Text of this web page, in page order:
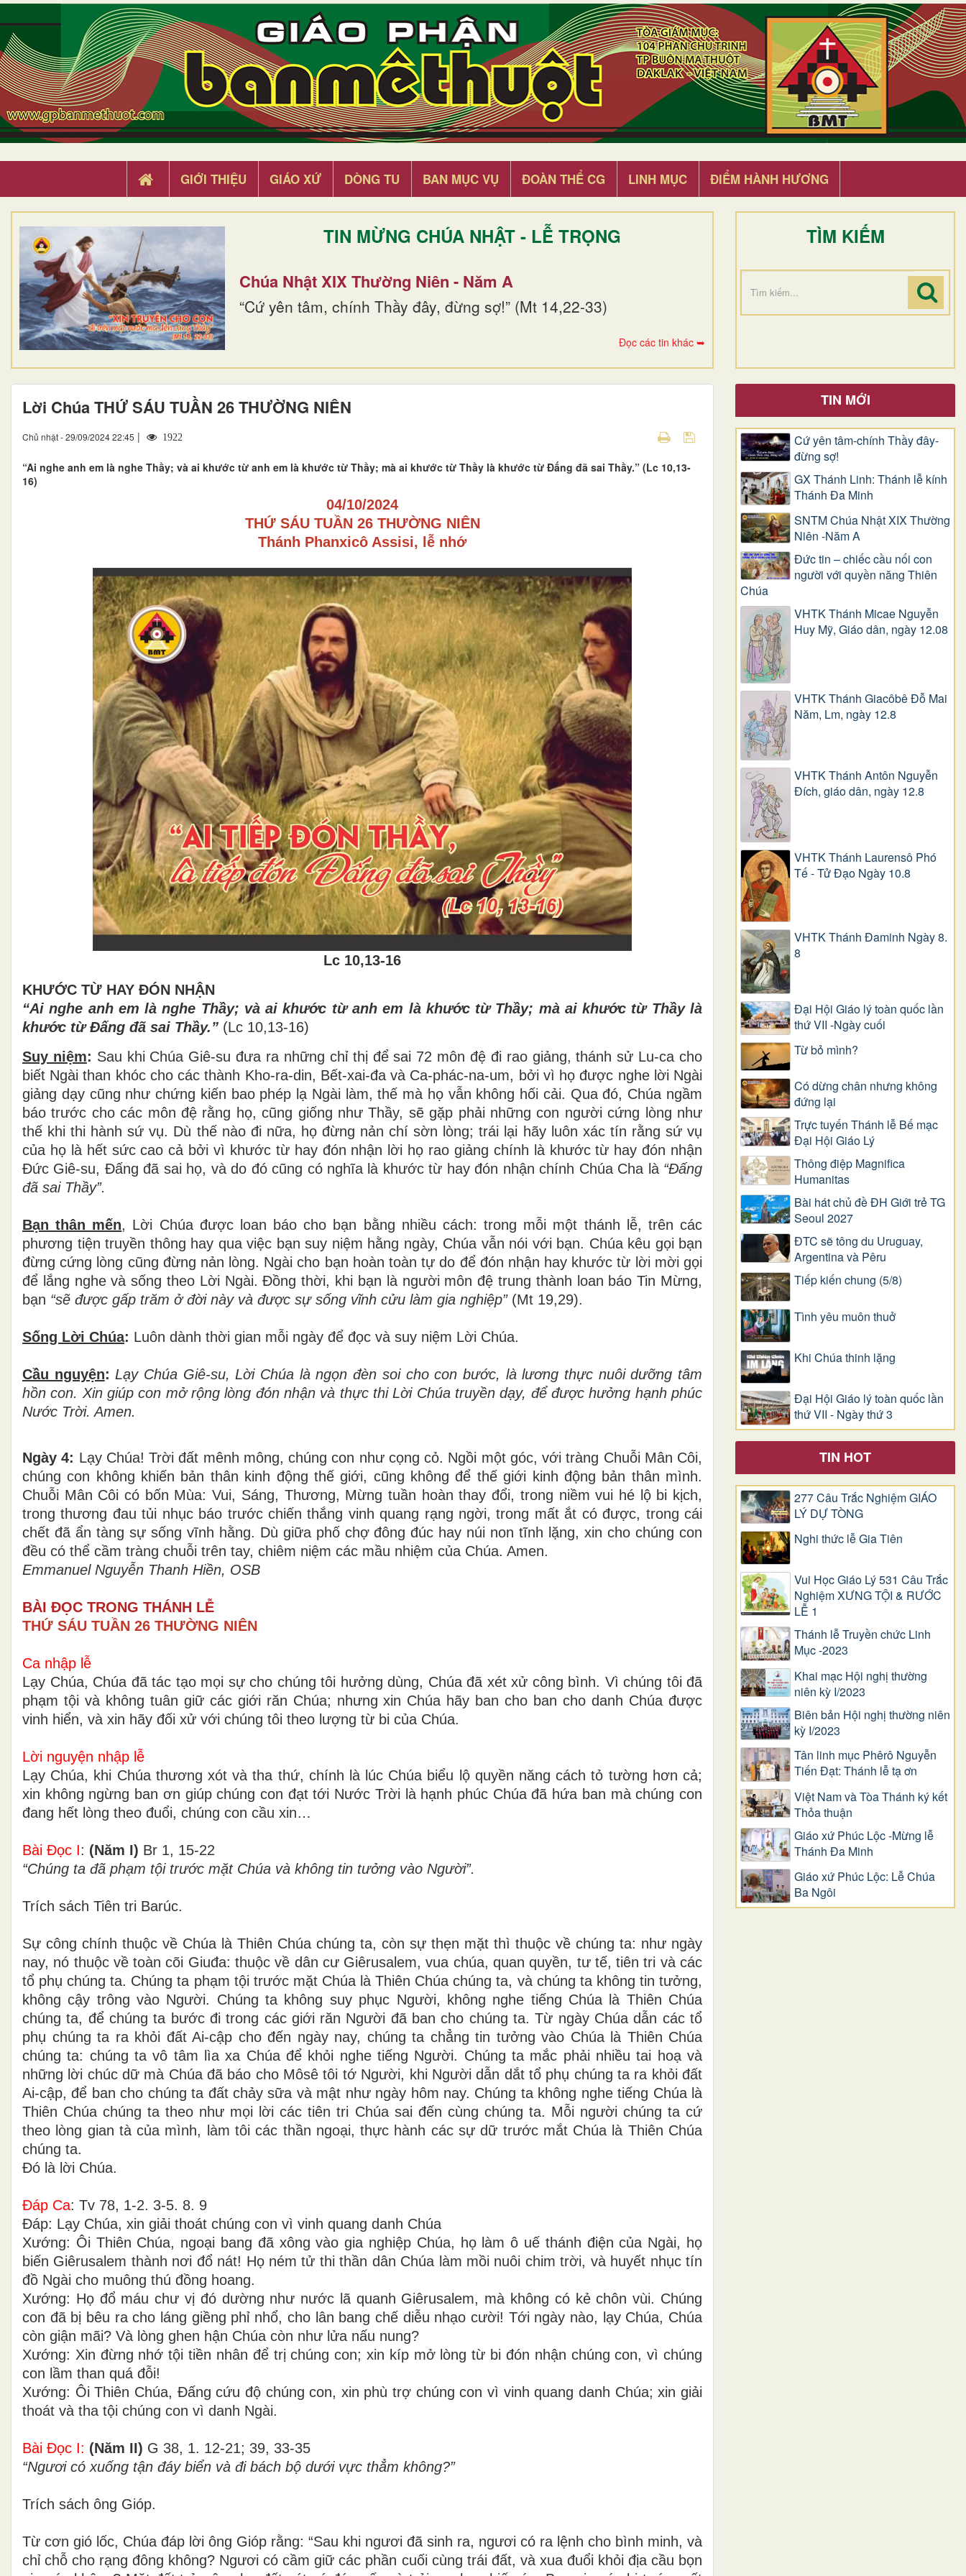
GIỚI THIỆU GIÁO XỨ DÒNG TU BAN MỤC VỤ ĐOÀN THỂ CG LINH MỤC ĐIỂM HÀNH HƯƠNG
TIN MỪNG CHÚA NHẬT - LỄ TRỌNG
Chúa Nhật XIX Thường Niên - Năm A
“Cứ yên tâm, chính Thầy đây, đừng sợ!” (Mt 14,22-33)
Đọc các tin khác ➥
TÌM KIẾM
Lời Chúa THỨ SÁU TUẦN 26 THƯỜNG NIÊN
Chủ nhật - 29/09/2024 22:45 | 1922
“Ai nghe anh em là nghe Thầy; và ai khước từ anh em là khước từ Thầy; mà ai khước từ Thầy là khước từ Đấng đã sai Thầy.” (Lc 10,13-
16)
04/10/2024
THỨ SÁU TUẦN 26 THƯỜNG NIÊN
Thánh Phanxicô Assisi, lễ nhớ
Lc 10,13-16
KHƯỚC TỪ HAY ĐÓN NHẬN
“Ai nghe anh em là nghe Thầy; và ai khước từ anh em là khước từ Thầy; mà ai khước từ Thầy là
khước từ Đấng đã sai Thầy.” (Lc 10,13-16)
Suy niệm: Sau khi Chúa Giê-su đưa ra những chỉ thị để sai 72 môn đệ đi rao giảng, thánh sử Lu-ca cho
biết Ngài than khóc cho các thành Kho-ra-din, Bết-xai-đa và Ca-phác-na-um, bởi vì họ được nghe lời Ngài
giảng dạy cũng như chứng kiến bao phép lạ Ngài làm, thế mà họ vẫn không hối cải. Qua đó, Chúa ngầm
báo trước cho các môn đệ rằng họ, cũng giống như Thầy, sẽ gặp phải những con người cứng lòng như
thế khi thi hành sứ vụ. Dù thế nào đi nữa, họ đừng nản chí sờn lòng; trái lại hãy luôn xác tín rằng sứ vụ
của họ là hết sức cao cả bởi vì khước từ hay đón nhận lời họ rao giảng chính là khước từ hay đón nhận
Đức Giê-su, Đấng đã sai họ, và do đó cũng có nghĩa là khước từ hay đón nhận chính Chúa Cha là “Đấng
đã sai Thầy”.
Bạn thân mến, Lời Chúa được loan báo cho bạn bằng nhiều cách: trong mỗi một thánh lễ, trên các
phương tiện truyền thông hay qua việc bạn suy niệm hằng ngày, Chúa vẫn nói với bạn. Chúa kêu gọi bạn
đừng cứng lòng cũng đừng nản lòng. Ngài cho bạn hoàn toàn tự do để đón nhận hay khước từ lời mời gọi
để lắng nghe và sống theo Lời Ngài. Đồng thời, khi bạn là người môn đệ trung thành loan báo Tin Mừng,
bạn “sẽ được gấp trăm ở đời này và được sự sống vĩnh cửu làm gia nghiệp”(Mt 19,29).
Sống Lời Chúa: Luôn dành thời gian mỗi ngày để đọc và suy niệm Lời Chúa.
Cầu nguyện: Lạy Chúa Giê-su, Lời Chúa là ngọn đèn soi cho con bước, là lương thực nuôi dưỡng tâm
hồn con. Xin giúp con mở rộng lòng đón nhận và thực thi Lời Chúa truyền dạy, để được hưởng hạnh phúc
Nước Trời. Amen.
Ngày 4: Lạy Chúa! Trời đất mênh mông, chúngcon như cọng cỏ. Ngồi một góc, với tràng Chuỗi Mân Côi,
chúng con không khiến bản thân kinh động thế giới, cũng không để thế giới kinh động bản thân mình.
Chuỗi Mân Côi có bốn Mùa: Vui, Sáng, Thương, Mừng tuần hoàn thay đổi, trong niềm vui hé lộ bi kịch,
trong thương đau tủi nhục báo trước chiến thắng vinh quang rạng ngời, trong mất ắt có được, trong cái
chết đã ẩn tàng sự sống vĩnh hằng. Dù giữa phố chợ đông đúc hay núi non tĩnh lặng,xin cho chúng con
đều có thể cầm tràng chuỗi trên tay, chiêm niệm các mầu nhiệm của Chúa. Amen.
Emmanuel Nguyễn Thanh Hiền, OSB
BÀI ĐỌC TRONG THÁNH LỄ
THỨ SÁU TUẦN 26 THƯỜNG NIÊN
Ca nhập lễ
Lạy Chúa, Chúa đã tác tạo mọi sự cho chúng tôi hưởng dùng, Chúa đã xét xử công bình. Vì chúng tôi đã
phạm tội và không tuân giữ các giới răn Chúa; nhưng xin Chúa hãy ban cho ban cho danh Chúa được
vinh hiển, và xin hãy đối xử với chúng tôi theo lượng từ bi của Chúa.
Lời nguyện nhập lễ
Lạy Chúa, khi Chúa thương xót và tha thứ, chính là lúc Chúa biểu lộ quyền năng cách tỏ tường hơn cả;
xin không ngừng ban ơn giúp chúng con đạt tới Nước Trời là hạnh phúc Chúa đã hứa ban mà chúng con
đang hết lòng theo đuổi, chúng con cầu xin…
Bài Ðọc I: (Năm I) Br 1, 15-22
“Chúng ta đã phạm tội trước mặt Chúa và không tin tưởng vào Người”.
Trích sách Tiên tri Barúc.
Sự công chính thuộc về Chúa là Thiên Chúa chúng ta, còn sự thẹn mặt thì thuộc về chúng ta: như ngày
nay, nó thuộc về toàn cõi Giuđa: thuộc về dân cư Giêrusalem, vua chúa, quan quyền, tư tế, tiên tri và các
tổ phụ chúng ta. Chúng ta phạm tội trước mặt Chúa là Thiên Chúa chúng ta, và chúng ta không tin tưởng,
không cậy trông vào Người. Chúng ta không suy phục Người, không nghe tiếng Chúa là Thiên Chúa
chúng ta, để chúng ta bước đi trong các giới răn Người đã ban cho chúng ta. Từ ngày Chúa dẫn các tổ
phụ chúng ta ra khỏi đất Ai-cập cho đến ngày nay, chúng ta chẳng tin tưởng vào Chúa là Thiên Chúa
chúng ta: chúng ta vô tâm lìa xa Chúa để khỏi nghe tiếng Người. Chúng ta mắc phải nhiều tai hoạ và
những lời chúc dữ mà Chúa đã báo cho Môsê tôi tớ Người, khi Người dẫn dắt tổ phụ chúng ta ra khỏi đất
Ai-cập, để ban cho chúng ta đất chảy sữa và mật như ngày hôm nay. Chúng ta không nghe tiếng Chúa là
Thiên Chúa chúng ta theo như mọi lời các tiên tri Chúa sai đến cùng chúng ta. Mỗi người chúng ta cứ
theo lòng gian tà của mình, làm tôi các thần ngoại, thực hành các sự dữ trước mắt Chúa là Thiên Chúa
chúng ta.
Ðó là lời Chúa.
Ðáp Ca: Tv 78, 1-2. 3-5. 8. 9
Ðáp: Lạy Chúa, xin giải thoát chúng con vì vinh quang danh Chúa
Xướng: Ôi Thiên Chúa, ngoại bang đã xông vào gia nghiệp Chúa, họ làm ô uế thánh điện của Ngài, họ
biến Giêrusalem thành nơi đổ nát! Họ ném tử thi thần dân Chúa làm mồi nuôi chim trời, và huyết nhục tín
đồ Ngài cho muông thú đồng hoang.
Xướng: Họ đổ máu chư vị đó dường như nước lã quanh Giêrusalem, mà không có kẻ chôn vùi. Chúng
con đã bị bêu ra cho láng giềng phỉ nhổ, cho lân bang chế diễu nhạo cười! Tới ngày nào, lạy Chúa, Chúa
còn giận mãi? Và lòng ghen hận Chúa còn như lửa nấu nung?
Xướng: Xin đừng nhớ tội tiền nhân để trị chúng con; xin kíp mở lòng từ bi đón nhận chúng con, vì chúng
con lầm than quá đỗi!
Xướng: Ôi Thiên Chúa, Ðấng cứu độ chúng con, xin phù trợ chúng con vì vinh quang danh Chúa; xin giải
thoát và tha tội chúng con vì danh Ngài.
Bài Ðọc I: (Năm II) G 38, 1. 12-21; 39, 33-35
“Ngươi có xuống tận đáy biển và đi bách bộ dưới vực thẳm không?”
Trích sách ông Gióp.
Từ cơn gió lốc, Chúa đáp lời ông Gióp rằng: “Sau khi ngươi đã sinh ra, ngươi có ra lệnh cho bình minh, và
chỉ chỗ cho rạng đông không? Ngươi có cầm giữ các phần cuối cùng trái đất, và xua đuổi khỏi địa cầu bọn
TIN MỚI
Cứ yên tâm-chính Thầy đây-
đừng sợ!
GX Thánh Linh: Thánh lễ kính
Thánh Đa Minh
SNTM Chúa Nhật XIX Thường
Niên -Năm A
Đức tin – chiếc cầu nối con
người với quyền năng Thiên
Chúa
VHTK Thánh Micae Nguyễn
Huy Mỹ, Giáo dân, ngày 12.08
VHTK Thánh Giacôbê Ðỗ Mai
Năm, Lm, ngày 12.8
VHTK Thánh Antôn Nguyễn
Ðích, giáo dân, ngày 12.8
VHTK Thánh Laurensô Phó
Tế - Tử Đạo Ngày 10.8
VHTK Thánh Đaminh Ngày 8.
8
Đại Hội Giáo lý toàn quốc lần
thứ VII -Ngày cuối
Từ bỏ mình?
Có dừng chân nhưng không
đứng lại
Trực tuyến Thánh lễ Bế mạc
Đại Hội Giáo Lý
Thông điệp Magnifica
Humanitas
Bài hát chủ đề ĐH Giới trẻ TG
Seoul 2027
ĐTC sẽ tông du Uruguay,
Argentina và Pêru
Tiếp kiến chung (5/8)
Tình yêu muôn thuở
Khi Chúa thinh lặng
Đại Hội Giáo lý toàn quốc lần
thứ VII - Ngày thứ 3
TIN HOT
277 Câu Trắc Nghiệm GIÁO
LÝ DỰ TÒNG
Nghi thức lễ Gia Tiên
Vui Học Giáo Lý 531 Câu Trắc
Nghiệm XƯNG TỘI & RƯỚC
LỄ 1
Thánh lễ Truyền chức Linh
Mục -2023
Khai mạc Hội nghị thường
niên kỳ I/2023
Biên bản Hội nghị thường niên
kỳ I/2023
Tân linh mục Phêrô Nguyễn
Tiến Đạt: Thánh lễ tạ ơn
Việt Nam và Tòa Thánh ký kết
Thỏa thuận
Giáo xứ Phúc Lộc -Mừng lễ
Thánh Đa Minh
Giáo xứ Phúc Lộc: Lễ Chúa
Ba Ngôi